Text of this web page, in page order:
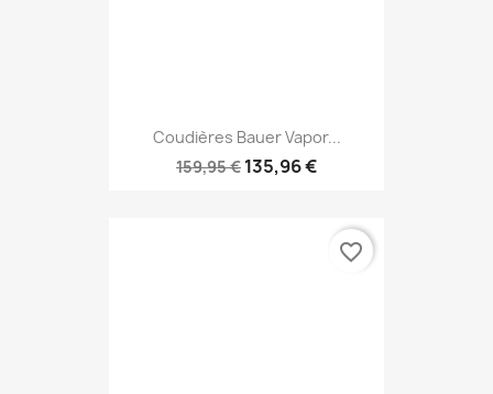
Coudières Bauer Vapor...
159,95 € 135,96 €
favorite_border